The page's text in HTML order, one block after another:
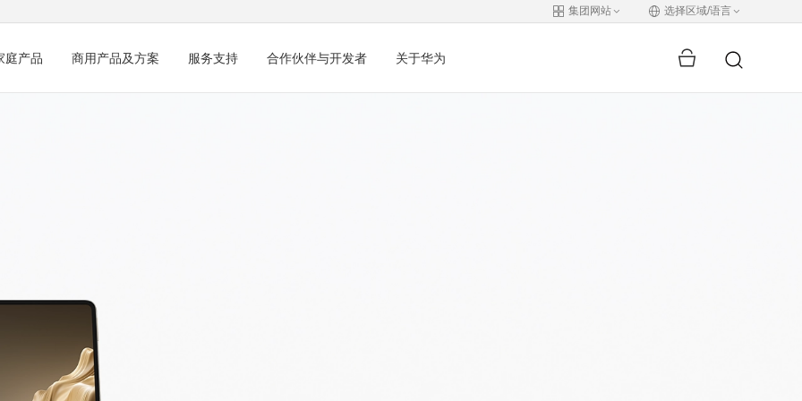
集团网站 选择区域/语言
庭产品 商用产品及方案 服务支持 合作伙伴与开发者 关于华为